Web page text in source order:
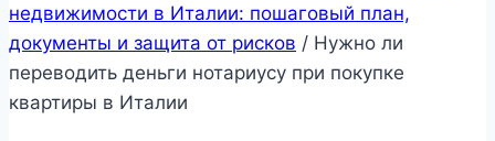
недвижимости в Италии: пошаговый план,
документы и защита от рисков / Нужно ли
переводить деньги нотариусу при покупке
квартиры в Италии